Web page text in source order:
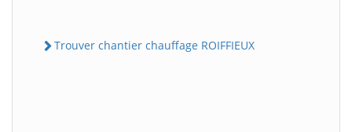
Trouver chantier chauffage ROIFFIEUX